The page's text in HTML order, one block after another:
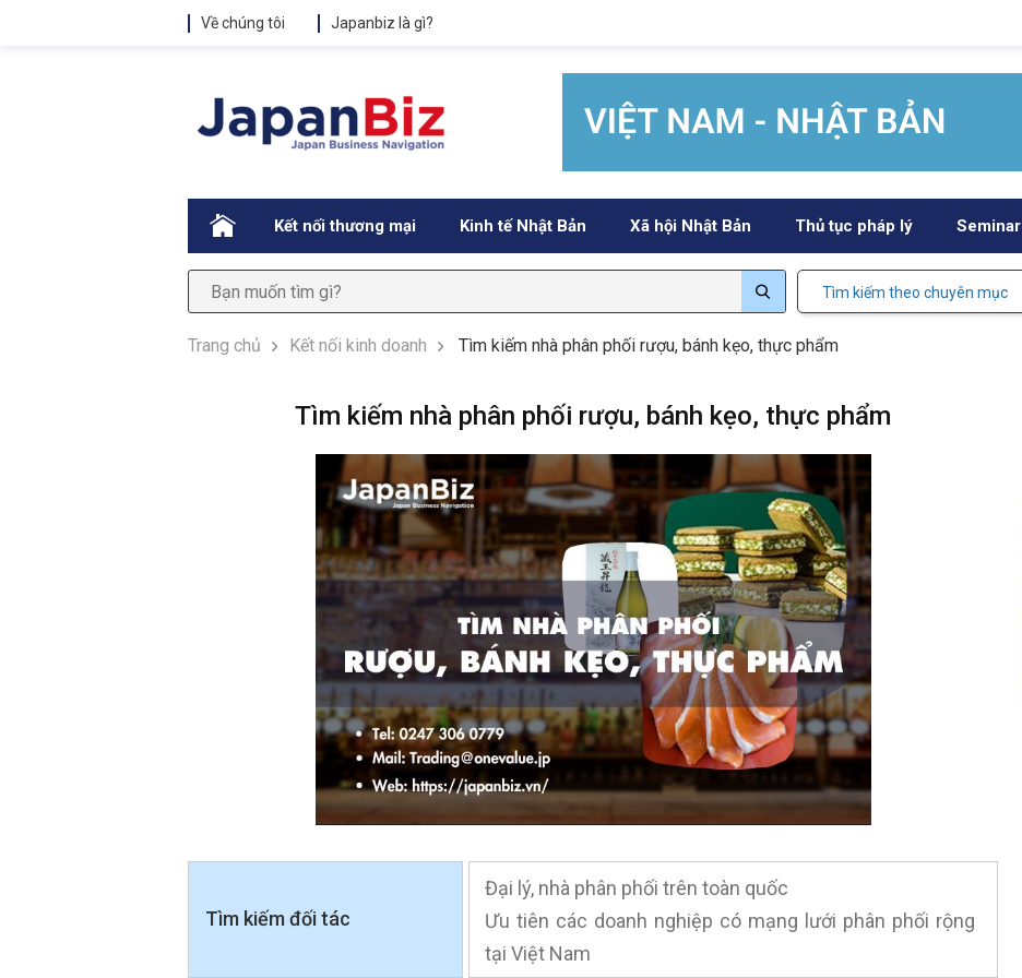
Về chúng tôi Japanbiz là gì?
. Kết nối thương mại Kinh tế Nhật Bản Xã hội Nhật Bản Thủ tục pháp lý Seminar
Tìm kiếm theo chuyên mục
Trang chủ Kết nối kinh doanh Tìm kiếm nhà phân phối rượu, bánh kẹo, thực phẩm
Tìm kiếm nhà phân phối rượu, bánh kẹo, thực phẩm
Tìm kiếm đối tác
Đại lý, nhà phân phối trên toàn quốc
Ưu tiên các doanh nghiệp có mạng lưới phân phối rộng
tại Việt Nam